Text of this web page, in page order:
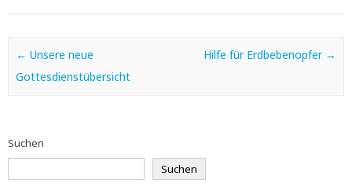
Post navigation
← Unsere neue
Gottesdienstübersicht
Hilfe für Erdbebenopfer →
Suchen
Suchen